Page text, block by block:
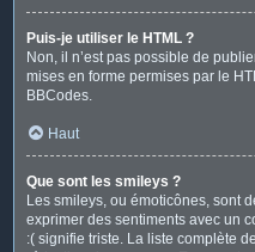
Puis-je utiliser le HTML ?
Non, il n’est pas possible de
mises en forme permises par le
BBCodes.
Haut
Que sont les smileys ?
Les smileys, ou émoticônes, sont
exprimer des sentiments avec un
:( signifie triste. La liste complète